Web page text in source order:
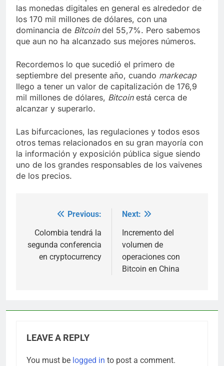
las monedas digitales en general es alrededor de
los 170 mil millones de dólares, con una
dominancia de Bitcoindel 55,7%. Pero sabemos
que aun no ha alcanzado sus mejores números.
Recordemos lo que sucedió el primero de
septiembre del presente año, cuando markecap
llego a tener un valor de capitalización de 176,9
mil millones de dólares, Bitcoinestá cerca de
alcanzar y superarlo.
Las bifurcaciones, las regulaciones y todos esos
otros temas relacionados en su gran mayoría con
la información y exposición pública sigue siendo
uno de los grandes responsables de los vaivenes
de los precios.
navigation
Previous:
Colombia tendrá la
segunda conferencia
en cryptocurrency
Next:
Incremento del
volumen de
operaciones con
Bitcoin en China
LEAVE A REPLY
You must be logged in to post a comment.